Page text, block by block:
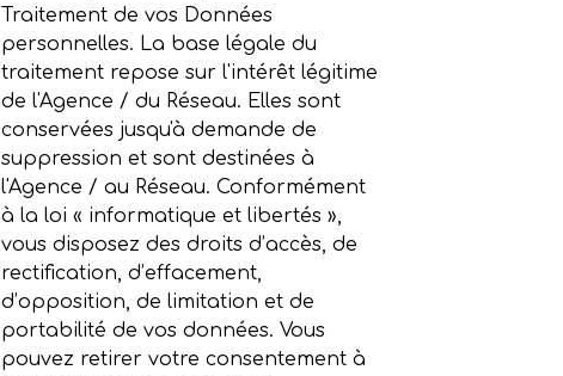
Traitement de vos Données
personnelles. La base légale du
traitement repose sur l'intérêt légitime
de l'Agence / du Réseau. Elles sont
conservées jusqu'à demande de
suppression et sont destinées à
l'Agence / au Réseau. Conformément
à la loi « informatique et libertés »,
vous disposez des droits d’accès, de
rectification, d’effacement,
d’opposition, de limitation et de
portabilité de vos données. Vous
pouvez retirer votre consentement à